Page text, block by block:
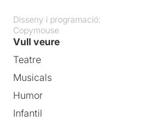
Disseny i programació:
Copymouse
Vull veure
Teatre
Musicals
Humor
Infantil